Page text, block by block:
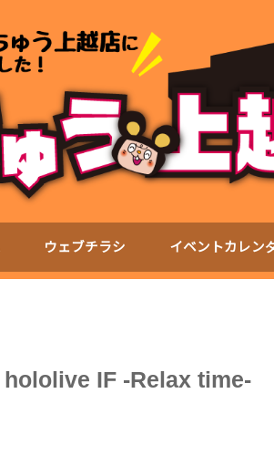
ウェブチラシ イベントカレン
IF -Relax time-